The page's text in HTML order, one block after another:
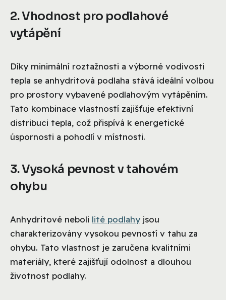
2. Vhodnost pro podlahové
vytápění
Díky minimální roztažnosti a výborné vodivosti
tepla se anhydritová podlaha stává ideální volbou
pro prostory vybavené podlahovým vytápěním.
Tato kombinace vlastností zajišťuje efektivní
distribuci tepla, což přispívá k energetické
úspornosti a pohodlí v místnosti.
3. Vysoká pevnost v tahovém
ohybu
Anhydritové neboli lité podlahy jsou
charakterizovány vysokou pevností v tahu za
ohybu. Tato vlastnost je zaručena kvalitními
materiály, které zajišťují odolnost a dlouhou
životnost podlahy.